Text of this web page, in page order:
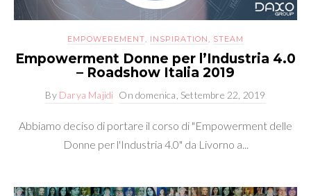
EMPOWEREMENT, INSPIRATION , STEAM
Empowerment Donne per l’Industria 4.0
– Roadshow Italia 2019
By Darya Majidi On domenica, Settembre 22, 2019
Abbiamo deciso di portare il corso di "Empowerment delle
Donne per l'Industria 4.0" da Livorno a...